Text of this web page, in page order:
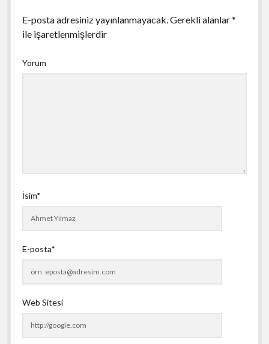
E-posta adresiniz yayınlanmayacak.Gerekli alanlar*
ile işaretlenmişlerdir
Yorum
İsim*
E-posta*
Web Sitesi